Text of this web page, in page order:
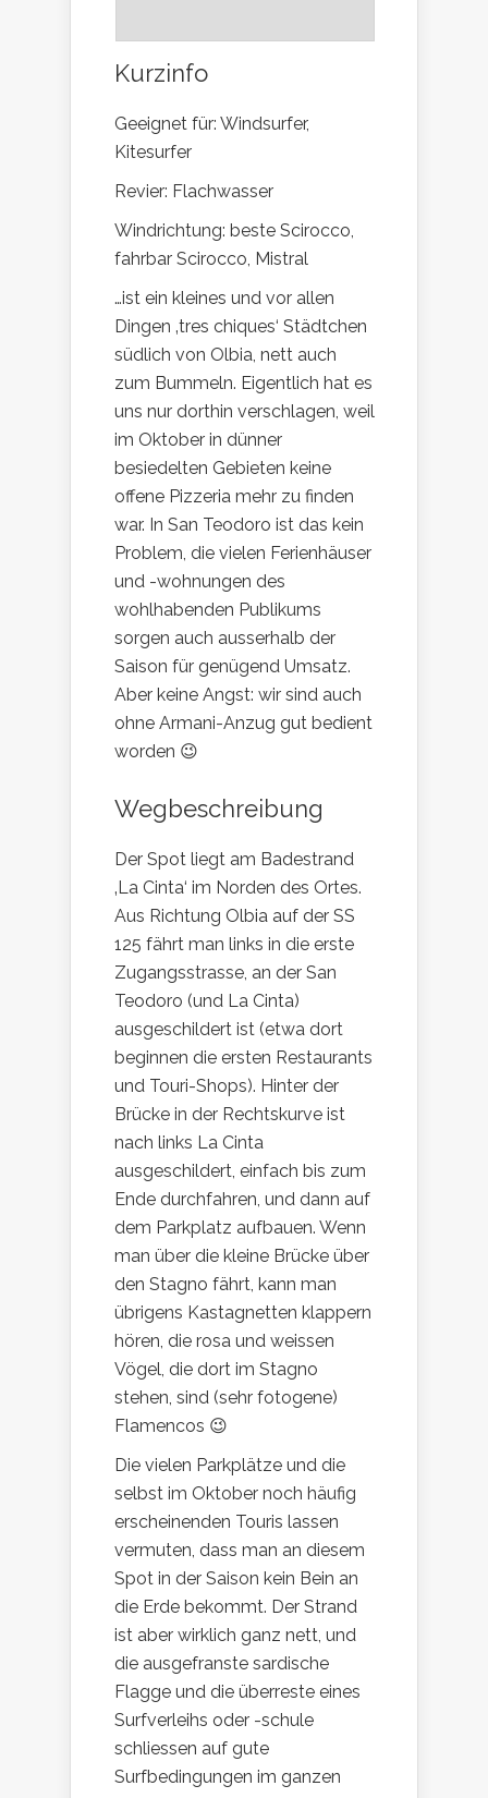
Kurzinfo
Geeignet für: Windsurfer,
Kitesurfer
Revier: Flachwasser
Windrichtung: beste Scirocco,
fahrbar Scirocco, Mistral
…ist ein kleines und vor allen
Dingen ‚tres chiques‘ Städtchen
südlich von Olbia, nett auch
zum Bummeln. Eigentlich hat es
uns nur dorthin verschlagen, weil
im Oktober in dünner
besiedelten Gebieten keine
offene Pizzeria mehr zu finden
war. In San Teodoro ist das kein
Problem, die vielen Ferienhäuser
und -wohnungen des
wohlhabenden Publikums
sorgen auch ausserhalb der
Saison für genügend Umsatz.
Aber keine Angst: wir sind auch
ohne Armani-Anzug gut bedient
worden 😉
Wegbeschreibung
Der Spot liegt am Badestrand
‚La Cinta‘ im Norden des Ortes.
Aus Richtung Olbia auf der SS
125 fährt man links in die erste
Zugangsstrasse, an der San
Teodoro (und La Cinta)
ausgeschildert ist (etwa dort
beginnen die ersten Restaurants
und Touri-Shops). Hinter der
Brücke in der Rechtskurve ist
nach links La Cinta
ausgeschildert, einfach bis zum
Ende durchfahren, und dann auf
dem Parkplatz aufbauen. Wenn
man über die kleine Brücke über
den Stagno fährt, kann man
übrigens Kastagnetten klappern
hören, die rosa und weissen
Vögel, die dort im Stagno
stehen, sind (sehr fotogene)
Flamencos 😉
Die vielen Parkplätze und die
selbst im Oktober noch häufig
erscheinenden Touris lassen
vermuten, dass man an diesem
Spot in der Saison kein Bein an
die Erde bekommt. Der Strand
ist aber wirklich ganz nett, und
die ausgefranste sardische
Flagge und die überreste eines
Surfverleihs oder -schule
schliessen auf gute
Surfbedingungen im ganzen